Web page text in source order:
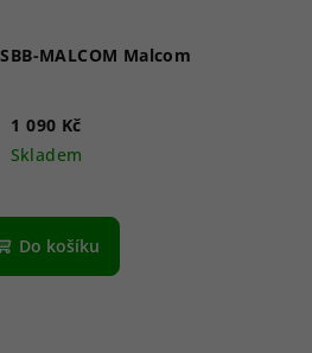
MALCOM Malcom
1 090 Kč
Skladem
Do košíku